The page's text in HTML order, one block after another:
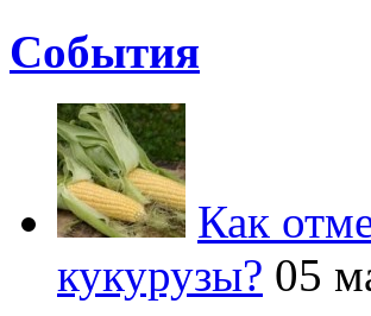
Cобытия
Как
кукурузы? 05